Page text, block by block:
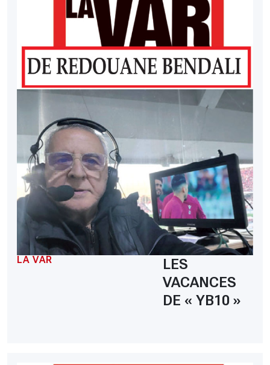
LA VAR
LES
VACANCES
DE « YB10 »